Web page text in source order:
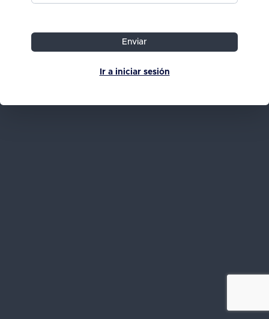
Enviar
Ir a iniciar sesión